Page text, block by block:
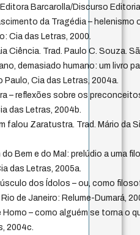
Barcarolla/Discurso
da Tragédia – helenismo
Cia das Letras, 2000.
Ciência. Trad. Paulo C. Souza.
demasiado humano: um livro
Paulo, Cia das Letras, 2004a.
– reflexões sobre os
das Letras, 2004b.
falou Zaratustra. Trad. Mário da
do Bem e do Mal: prelúdio a uma
das Letras, 2005a.
dos Ídolos – ou, como
de Janeiro: Relume-Dumará,
Homo – como alguém se torna o
2004c.